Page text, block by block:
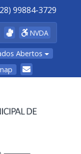
99884-3729
NVDA
Abertos